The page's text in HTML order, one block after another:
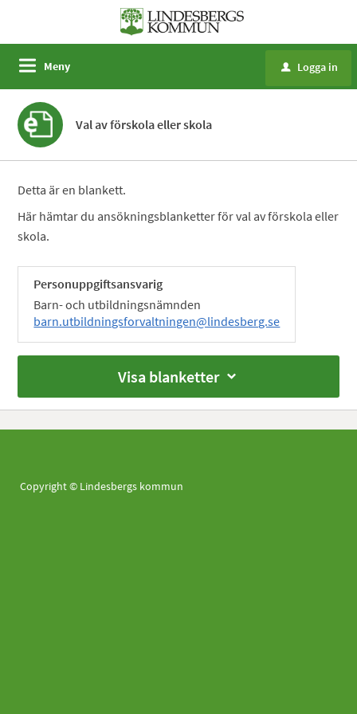
Meny u Logga in
Val av förskola eller skola
Detta är en blankett.
Här hämtar du ansökningsblanketter för val av förskola eller
skola.
Personuppgiftsansvarig
Barn- och utbildningsnämnden
barn.utbildningsforvaltningen@lindesberg.se
Visa blanketter
Copyright © Lindesbergs kommun